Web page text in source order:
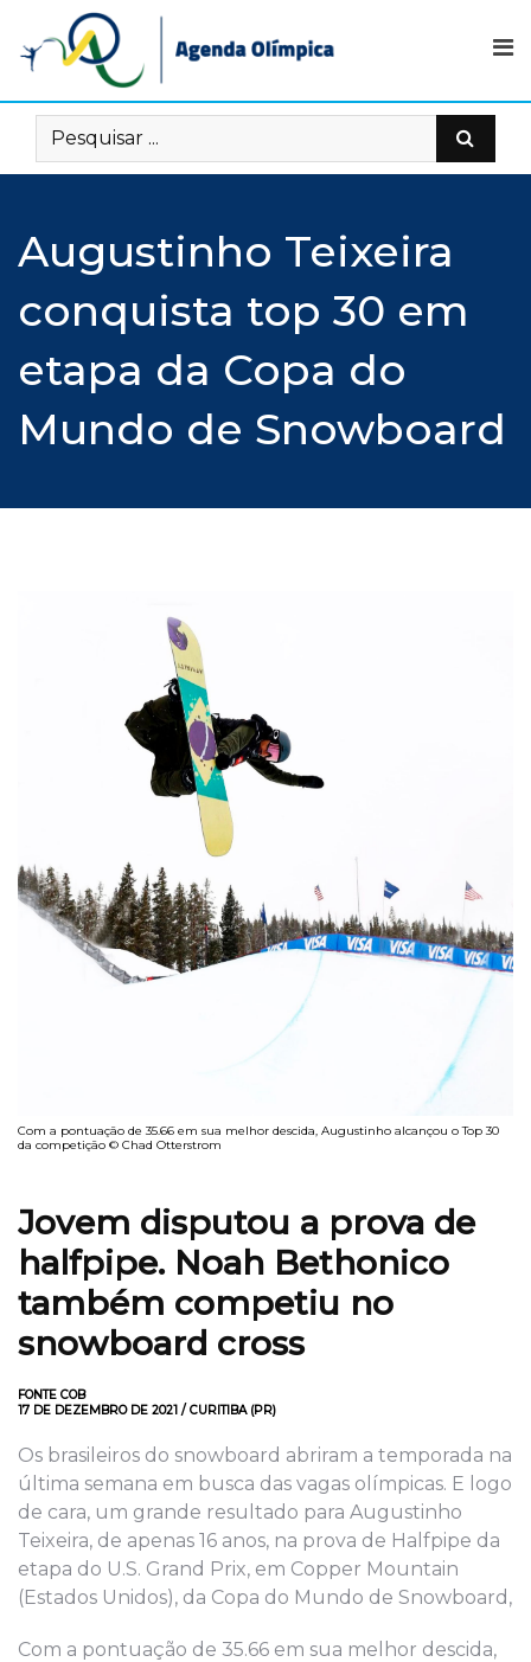
content
Augustinho Teixeira
conquista top 30 em
etapa da Copa do
Mundo de Snowboard
Com a pontuação de 35.66 em sua melhor descida, Augustinho alcançou o Top 30
da competição © Chad Otterstrom
Jovem disputou a prova de
halfpipe. Noah Bethonico
também competiu no
snowboard cross
FONTE COB
17 DE DEZEMBRO DE 2021 / CURITIBA (PR)
Os brasileiros do snowboard abriram a temporada na
última semana em busca das vagas olímpicas. E logo
de cara, um grande resultado para Augustinho
Teixeira, de apenas 16 anos, na prova de Halfpipe da
etapa do U.S. Grand Prix, em Copper Mountain
(Estados Unidos), da Copa do Mundo de Snowboard,
Com a pontuação de 35.66 em sua melhor descida,